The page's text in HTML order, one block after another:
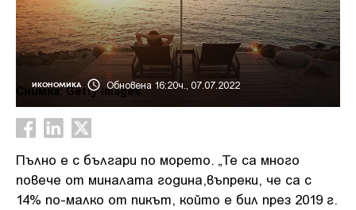
ИКОНОМИКА Обновена 16:20ч., 07.07.2022
Снимка: Getty Images
Пълно е с българи по морето. „Те са много
повече от миналата година,въпреки, че са с
14% по-малко от пикът, който е бил през 2019 г.